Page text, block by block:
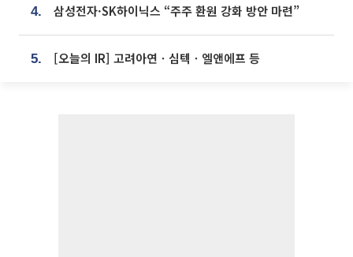
4. 삼성전자·SK하이닉스 “주주 환원 강화 방안 마련”
5. [오늘의 IR] 고려아연ㆍ심텍ㆍ엘앤에프 등